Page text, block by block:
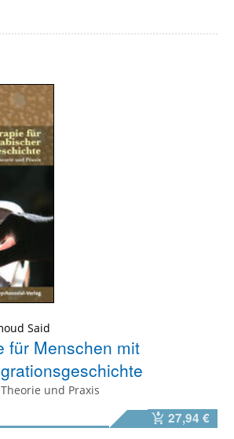
Said
für Menschen mit
und Praxis
27,94 €